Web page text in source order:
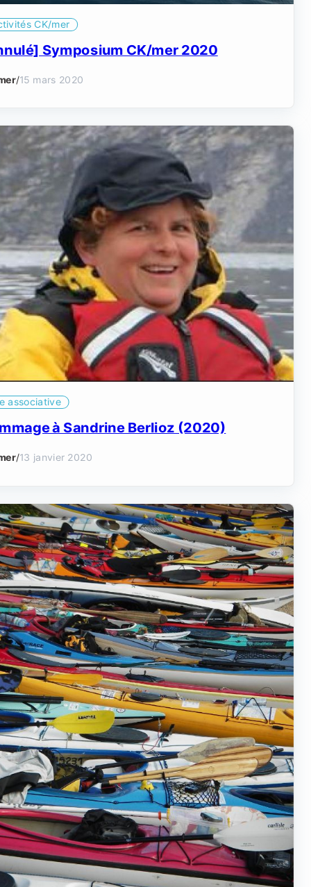
CK/mer
Symposium CK/mer 2020
/15 mars 2020
associative
à Sandrine Berlioz (2020)
/13 janvier 2020